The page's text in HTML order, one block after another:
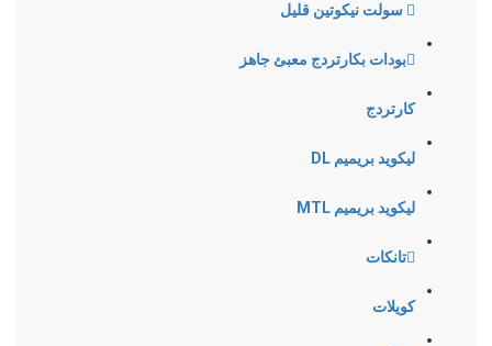
سولت نيكوتين قليل
بودات بكارتردج معبئ جاهز
كارتردج
ليكويد بريميم DL
ليكويد بريميم MTL
تانكات
كويلات